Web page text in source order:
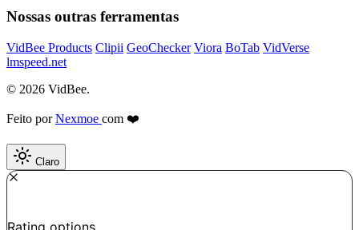
Nossas outras ferramentas
VidBee Products Clipii GeoChecker Viora BoTab VidVerse
lmspeed.net
© 2026 VidBee.
Feito porNexmoe com ❤️
Claro
Rating options